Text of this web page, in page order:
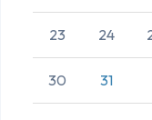
23 24
30 31